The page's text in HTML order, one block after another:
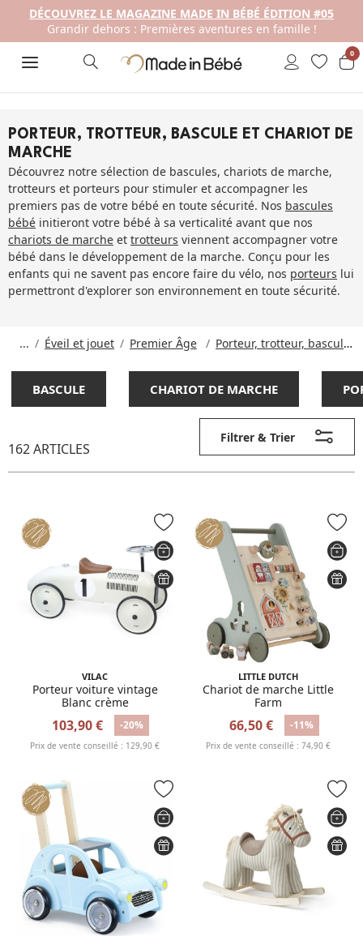
DÉCOUVREZ LE MAGAZINE MADE IN BÉBÉ ÉDITION #05
Grandir dehors : Premières aventures en famille !
0
PORTEUR, TROTTEUR, BASCULE ET CHARIOT DE
MARCHE
Découvrez notre sélection de bascules, chariots de marche,
trotteurs et porteurs pour stimuler et accompagner les
premiers pas de votre bébé en toute sécurité. Nos bascules
bébé initieront votre bébé à sa verticalité avant que nos
chariots de marche et trotteurs viennent accompagner votre
bébé dans le développement de la marche. Conçu pour les
enfants qui ne savent pas encore faire du vélo, nos porteurs lui
permettront d'explorer son environnement en toute sécurité.
... Éveil et jouet Premier Âge Porteur, trotteur, bascule et chariot de marche
BASCULE CHARIOT DE MARCHE
162 ARTICLES
Filtrer & Trier
VILAC
Porteur voiture vintage
Blanc crème
103,90 € -20%
Prix de vente conseillé : 129,90 €
LITTLE DUTCH
Chariot de marche Little
Farm
66,50 € -11%
Prix de vente conseillé : 74,90 €